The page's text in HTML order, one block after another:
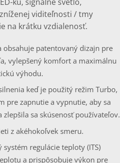
viditeľnosti / tmy
na krátku vzdialenosť.
obsahuje patentovaný dizajn pre
vylepšený komfort a maximálnu
výhodu.
keď je použitý režim Turbo,
pre zapnutie a vypnutie, aby sa
sa skúsenosť používateľov.
z akéhokoľvek smeru.
regulácie teploty (ITS)
a prispôsobuje výkon pre